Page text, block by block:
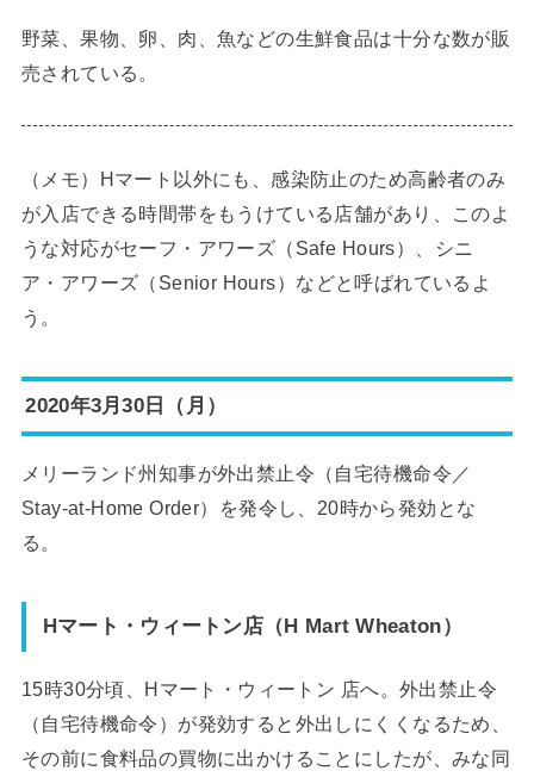
野菜、果物、卵、肉、魚などの生鮮食品は十分な数が販
売されている。
（メモ）Hマート以外にも、感染防止のため高齢者のみ
が入店できる時間帯をもうけている店舗があり、このよ
うな対応がセーフ・アワーズ（Safe Hours）、シニ
ア・アワーズ（Senior Hours）などと呼ばれているよ
う。
2020年3月30日（月）
メリーランド州知事が外出禁止令（自宅待機命令／
Stay-at-Home Order）を発令し、20時から発効とな
る。
Hマート・ウィートン店（H Mart Wheaton）
15時30分頃、Hマート・ウィートン 店へ。外出禁止令
（自宅待機命令）が発効すると外出しにくくなるため、
その前に食料品の買物に出かけることにしたが、みな同